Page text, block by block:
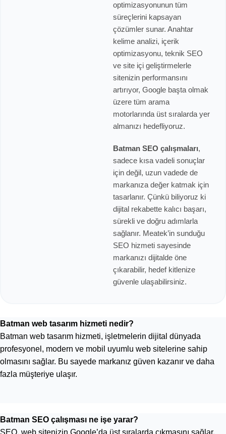
optimizasyonunun tüm
süreçlerini kapsayan
çözümler sunar. Anahtar
kelime analizi, içerik
optimizasyonu, teknik SEO
ve site içi geliştirmelerle
sitenizin performansını
artırıyor, Google başta olmak
üzere tüm arama
motorlarında üst sıralarda yer
almanızı hedefliyoruz.
Batman SEO çalışmaları,
sadece kısa vadeli sonuçlar
için değil, uzun vadede de
markanıza değer katmak için
tasarlanır. Çünkü biliyoruz ki
dijital rekabette kalıcı başarı,
sürekli ve doğru adımlarla
sağlanır. Meatek’in sunduğu
SEO hizmeti sayesinde
markanızı dijitalde öne
çıkarabilir, hedef kitlenize
güvenle ulaşabilirsiniz.
Batman web tasarım hizmeti nedir?
Batman web tasarım hizmeti, işletmelerin dijital dünyada
profesyonel, modern ve mobil uyumlu web sitelerine sahip
olmasını sağlar. Bu sayede markanız güven kazanır ve daha
fazla müşteriye ulaşır.
Batman SEO çalışması ne işe yarar?
SEO, web sitenizin Google’da üst sıralarda çıkmasını sağlar.